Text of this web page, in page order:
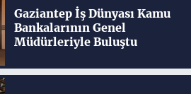
Gaziantep İş Dünyası Kamu
Bankalarının Genel
Müdürleriyle Buluştu